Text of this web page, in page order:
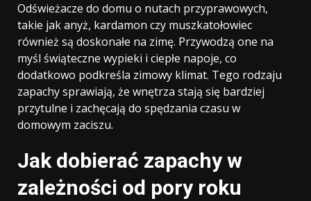
Odświeżacze do domu o nutach przyprawowych,
takie jak anyż, kardamon czy muszkatołowiec
również są doskonałe na zimę. Przywodzą one na
myśl świąteczne wypieki i ciepłe napoje, co
dodatkowo podkreśla zimowy klimat. Tego rodzaju
zapachy sprawiają, że wnętrza stają się bardziej
przytulne i zachęcają do spędzania czasu w
domowym zaciszu.
Jak dobierać zapachy w
zależności od pory roku